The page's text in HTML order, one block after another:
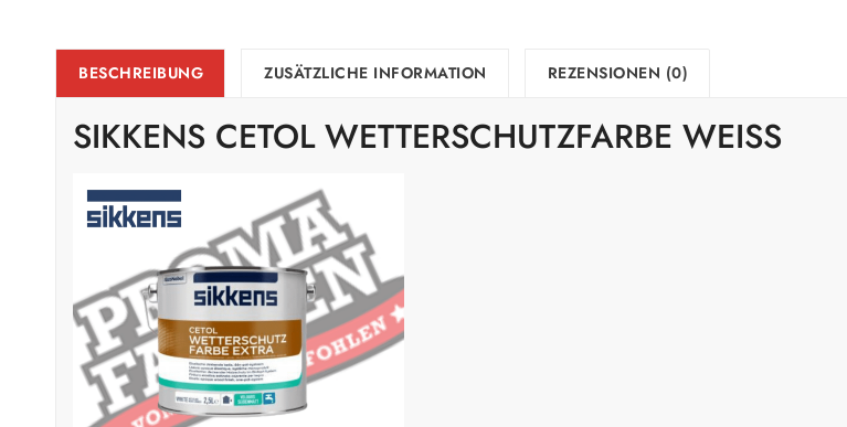
BESCHREIBUNG ZUSÄTZLICHE INFORMATION REZENSIONEN (0)
SIKKENS CETOL WETTERSCHUTZFARBE WEISS